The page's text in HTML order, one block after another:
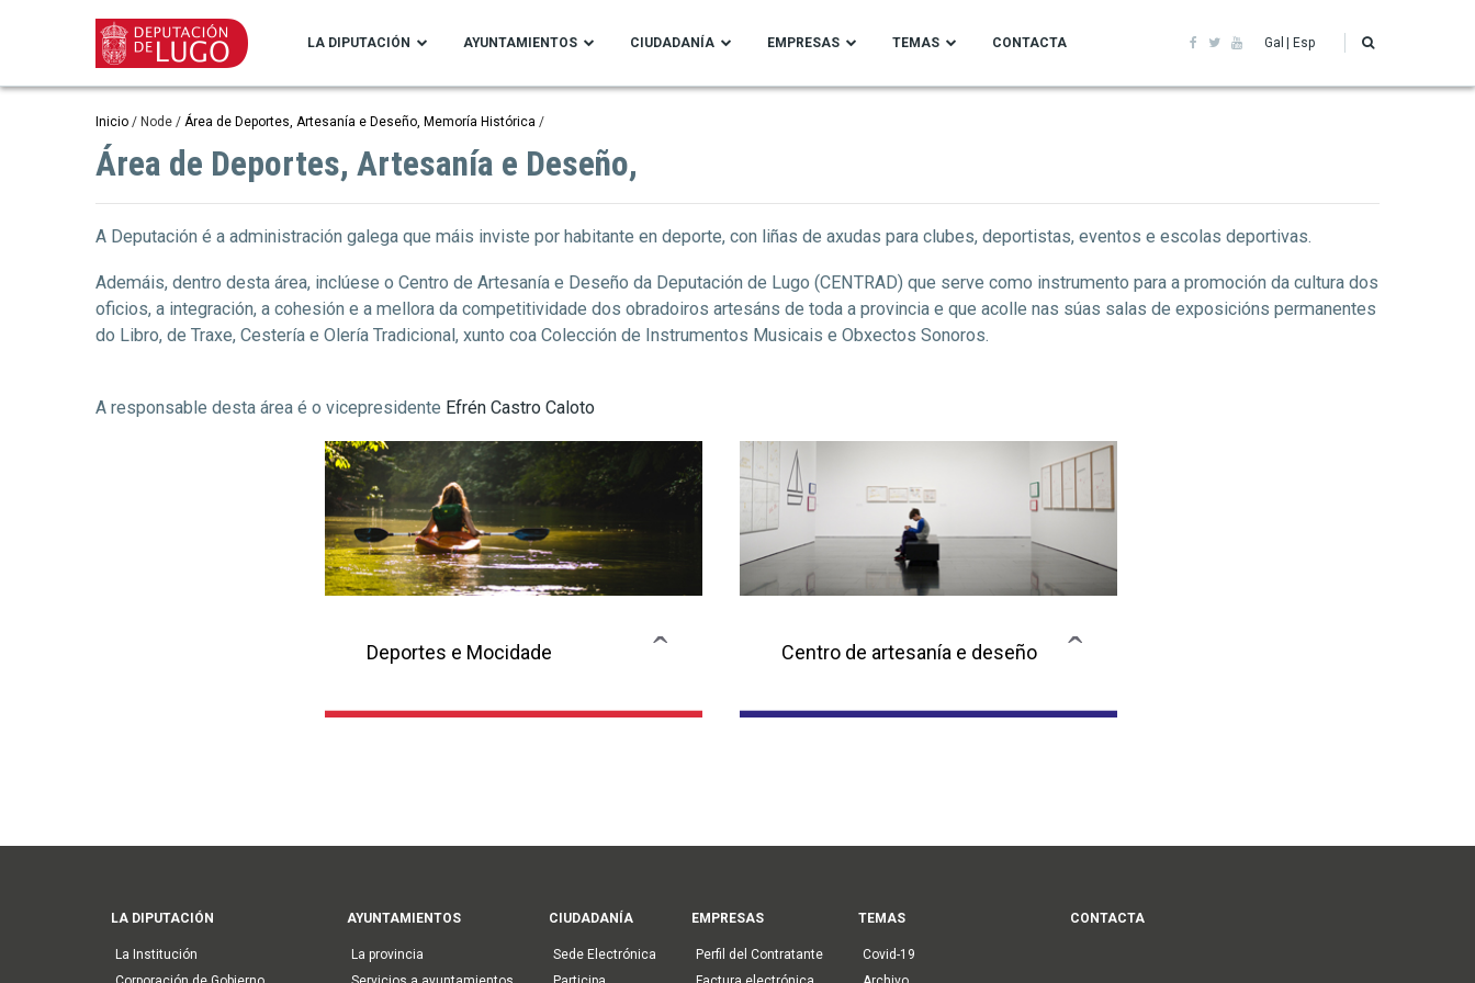
principal
LA DIPUTACIÓN AYUNTAMIENTOS CIUDADANÍA EMPRESAS TEMAS CONTACTA Gal Esp
Ruta
de
navegación
Inicio Node Área de Deportes, Artesanía e Deseño, Memoría Histórica
Área de Deportes, Artesanía e Deseño,
A Deputación é a administración galega que máis inviste por habitante en deporte, con liñas de axudas para clubes, deportistas, eventos e escolas deportivas.
Ademáis, dentro desta área, inclúese o Centro de Artesanía e Deseño da Deputación de Lugo (CENTRAD) que serve como instrumento para a promoción da cultura dos
oficios, a integración, a cohesión e a mellora da competitividade dos obradoiros artesáns de toda a provincia e que acolle nas súas salas de exposicións permanentes
do Libro, de Traxe, Cestería e Olería Tradicional, xunto coa Colección de Instrumentos Musicais e Obxectos Sonoros.
A responsable desta área é o vicepresidente Efrén Castro Caloto
Deportes e Mocidade Centro de artesanía e deseño
Main
navigation
LA DIPUTACIÓN
La Institución
AYUNTAMIENTOS
La provincia
CIUDADANÍA
Sede Electrónica
EMPRESAS
Perfil del Contratante
TEMAS
Covid-19
CONTACTA